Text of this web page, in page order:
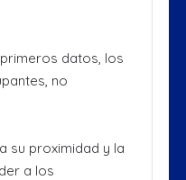
datos, los
no
su proximidad y la
a los